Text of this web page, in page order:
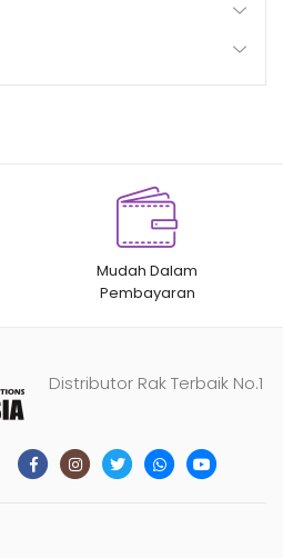
Mudah Dalam
Pembayaran
Distributor Rak Terbaik No.1